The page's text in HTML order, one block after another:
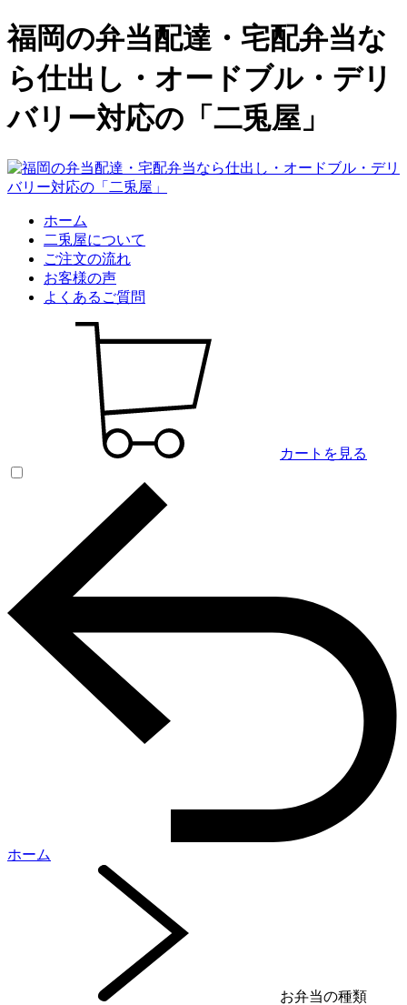
福岡の弁当配達・宅配弁当な
ら仕出し・オードブル・デリ
バリー対応の「二兎屋」
ホーム
二兎屋について
ご注文の流れ
お客様の声
よくあるご質問
カートを見る
ホーム
お弁当の種類